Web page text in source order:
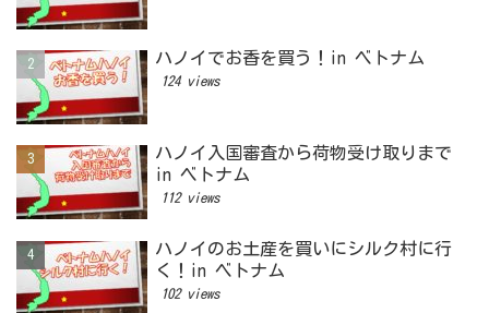
ハノイでお香を買う！in ベトナム
124 views
ハノイ入国審査から荷物受け取りまで
in ベトナム
112 views
ハノイのお土産を買いにシルク村に行
く！in ベトナム
102 views